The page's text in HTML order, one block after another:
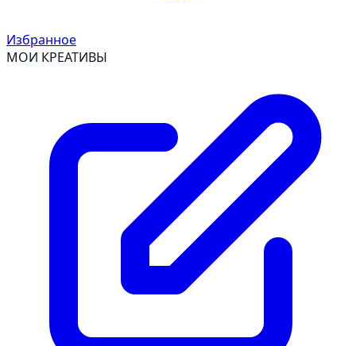
Избранное
МОИ КРЕАТИВЫ